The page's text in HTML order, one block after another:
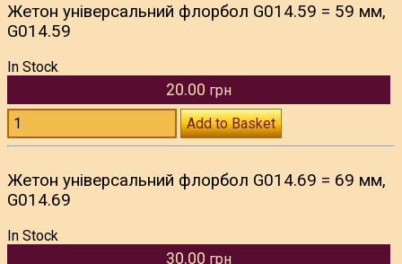
Жетон універсальний флорбол G014.59 = 59 мм,
G014.59
In Stock
20.00 грн
Add to Basket
Жетон універсальний флорбол G014.69 = 69 мм,
G014.69
In Stock
30.00 грн